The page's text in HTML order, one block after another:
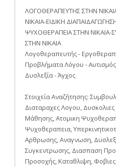
ΛΟΓΟΘΕΡΑΠΕΥΤΗΣ ΣΤΗΝ
ΝΙΚΑΙΑ-ΕΙΔΙΚΗ
ΨΥΧΟΘΕΡΑΠΕΙΑ ΣΤΗΝ
ΣΤΗΝ ΝΙΚΑΙΑ
Λογοθεραπευτής -
Προβλήματα Λόγου -
Δυσλεξία - Άγχος
Στοιχεία Αναζήτησης:
Διαταραχες Λογου, Δυσκολιες
Μάθησης, Ατομικη
Ψυχοθεραπεια,
Αρθρωσης, Αναγνωση,
Συγκεντρωσης, Διασπαση
Προσοχής, Καταθλιψη, Φοβιες